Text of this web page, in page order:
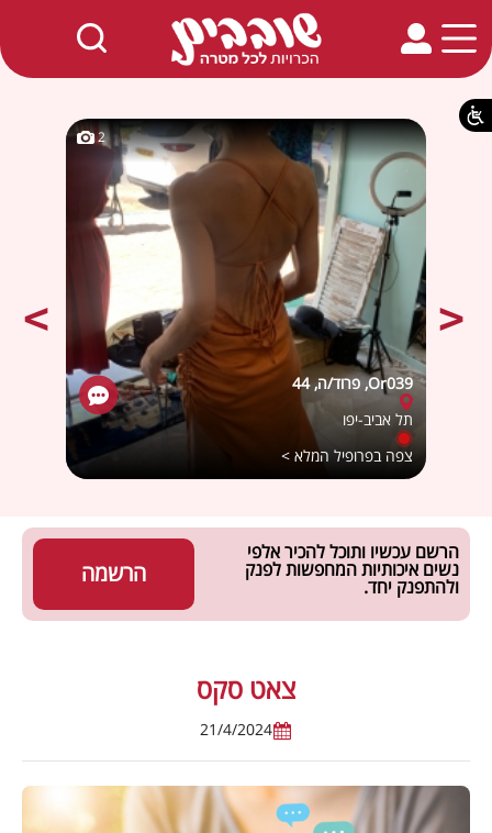
חמים באתר
2
Or039, פרוד/ה, 44
תל אביב-יפו
צפה בפרופיל המלא >
הרשמה
הרשם עכשיו ותוכל להכיר אלפי
נשים איכותיות המחפשות לפנק
ולהתפנק יחד.
צאט סקס
21/4/2024